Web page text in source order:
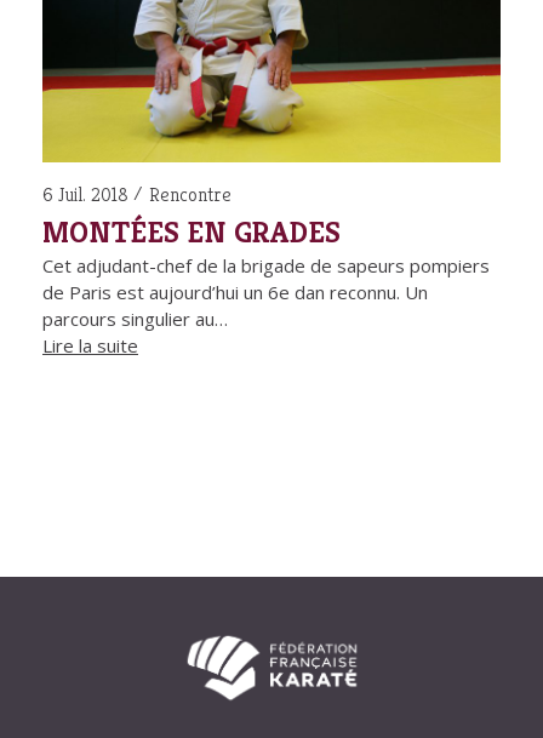
6 Juil. 2018 Rencontre
MONTÉES EN GRADES
Cet adjudant-chef de la brigade de sapeurs pompiers
de Paris est aujourd’hui un 6e dan reconnu. Un
parcours singulier au…
Lire la suite